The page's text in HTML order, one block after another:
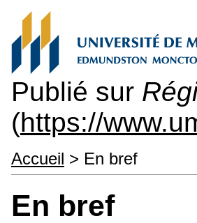
Publié sur
(https://
Accueil > En bref
En bref